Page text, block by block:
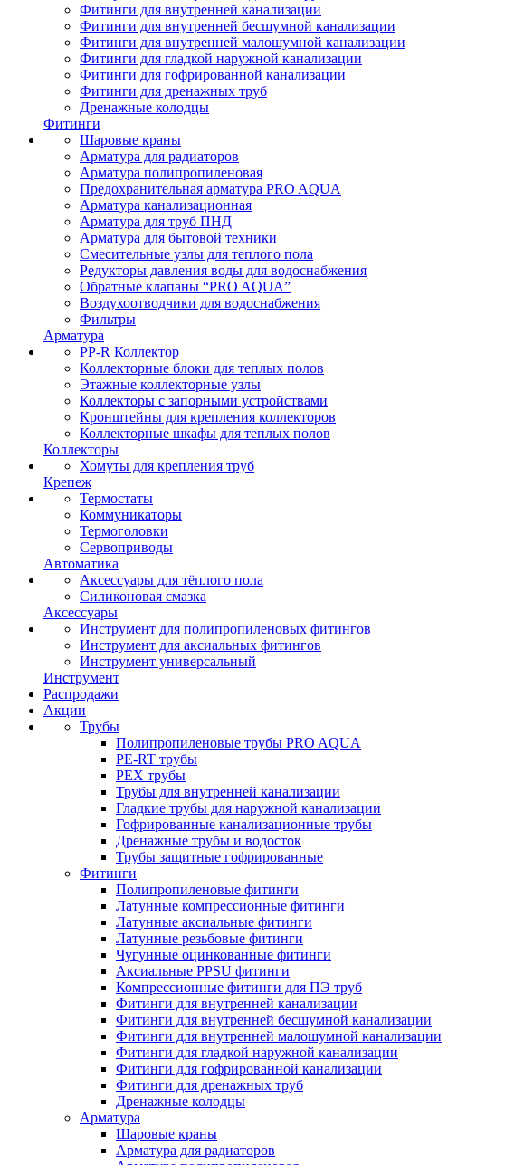
Фитинги для внутренней канализации
Фитинги для внутренней бесшумной канализации
Фитинги для внутренней малошумной канализации
Фитинги для гладкой наружной канализации
Фитинги для гофрированной канализации
Фитинги для дренажных труб
Дренажные колодцы
Фитинги
Шаровые краны
Арматура для радиаторов
Арматура полипропиленовая
Предохранительная арматура PRO AQUA
Арматура канализационная
Арматура для труб ПНД
Арматура для бытовой техники
Смесительные узлы для теплого пола
Редукторы давления воды для водоснабжения
Обратные клапаны “PRO AQUA”
Воздухоотводчики для водоснабжения
Фильтры
Арматура
PP-R Коллектор
Коллекторные блоки для теплых полов
Этажные коллекторные узлы
Коллекторы с запорными устройствами
Кронштейны для крепления коллекторов
Коллекторные шкафы для теплых полов
Коллекторы
Хомуты для крепления труб
Крепеж
Термостаты
Коммуникаторы
Термоголовки
Сервоприводы
Автоматика
Аксессуары для тёплого пола
Силиконовая смазка
Аксессуары
Инструмент для полипропиленовых фитингов
Инструмент для аксиальных фитингов
Инструмент универсальный
Инструмент
Распродажи
Акции
Трубы
Полипропиленовые трубы PRO AQUA
PE-RT трубы
PEX трубы
Трубы для внутренней канализации
Гладкие трубы для наружной канализации
Гофрированные канализационные трубы
Дренажные трубы и водосток
Трубы защитные гофрированные
Фитинги
Полипропиленовые фитинги
Латунные компрессионные фитинги
Латунные аксиальные фитинги
Латунные резьбовые фитинги
Чугунные оцинкованные фитинги
Аксиальные PPSU фитинги
Компрессионные фитинги для ПЭ труб
Фитинги для внутренней канализации
Фитинги для внутренней бесшумной канализации
Фитинги для внутренней малошумной канализации
Фитинги для гладкой наружной канализации
Фитинги для гофрированной канализации
Фитинги для дренажных труб
Дренажные колодцы
Арматура
Шаровые краны
Арматура для радиаторов